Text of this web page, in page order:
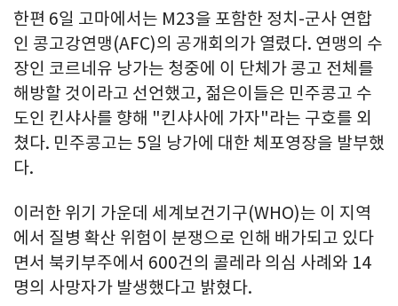
한편 6일 고마에서는 M23을 포함한 정치-군사 연합
인 콩고강연맹(AFC)의 공개회의가 열렸다. 연맹의 수
장인 코르네유 낭가는 청중에 이 단체가 콩고 전체를
해방할 것이라고 선언했고, 젊은이들은 민주콩고 수
도인 킨샤사를 향해 "킨샤사에 가자"라는 구호를 외
쳤다. 민주콩고는 5일 낭가에 대한 체포영장을 발부했
다.
이러한 위기 가운데 세계보건기구(WHO)는 이 지역
에서 질병 확산 위험이 분쟁으로 인해 배가되고 있다
면서 북키부주에서 600건의 콜레라 의심 사례와 14
명의 사망자가 발생했다고 밝혔다.